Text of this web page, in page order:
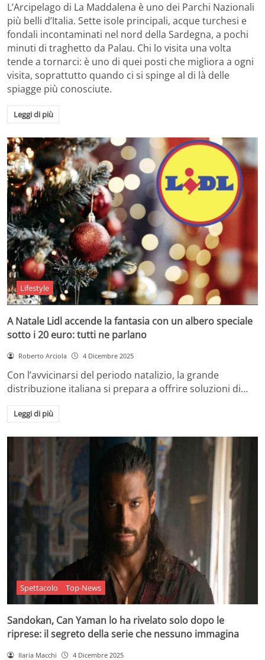
L’Arcipelago di La Maddalena è uno dei Parchi Nazionali
più belli d’Italia. Sette isole principali, acque turchesi e
fondali incontaminati nel nord della Sardegna, a pochi
minuti di traghetto da Palau. Chi lo visita una volta
tende a tornarci: è uno di quei posti che migliora a ogni
visita, soprattutto quando ci si spinge al di là delle
spiagge più conosciute.
Leggi di più
Lifestyle
A Natale Lidl accende la fantasia con un albero speciale
sotto i 20 euro: tutti ne parlano
Roberto Arciola 4 Dicembre 2025
Con l’avvicinarsi del periodo natalizio, la grande
distribuzione italiana si prepara a offrire soluzioni di…
Leggi di più
Spettacolo Top-News
Sandokan, Can Yaman lo ha rivelato solo dopo le
riprese: il segreto della serie che nessuno immagina
Ilaria Macchi 4 Dicembre 2025